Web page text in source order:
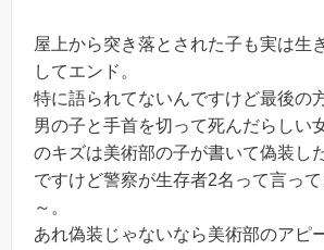
屋上から突き落とされた子も実は生
してエンド。
特に語られてないんですけど最後の
男の子と手首を切って死んだらしい
のキズは美術部の子が書いて偽装し
ですけど警察が生存者2名って言っ
～。
あれ偽装じゃないなら美術部のアピ